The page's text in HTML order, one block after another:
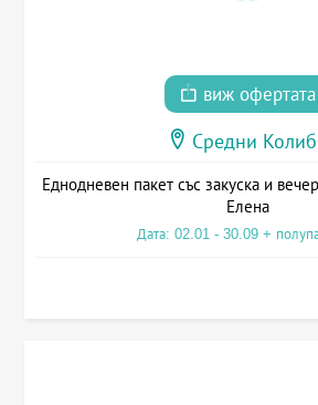
виж офертата
Средни
Еднодневен пакет със закуска и
Елена
Дата: 02.01 - 30.09 +